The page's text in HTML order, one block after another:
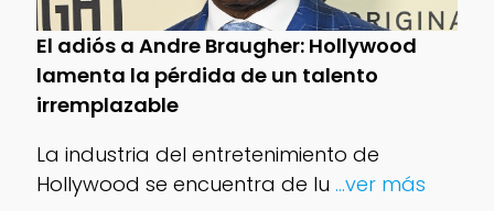
El adiós a Andre Braugher: Hollywood
lamenta la pérdida de un talento
irremplazable
La industria del entretenimiento de
Hollywood se encuentra de lu ...ver más